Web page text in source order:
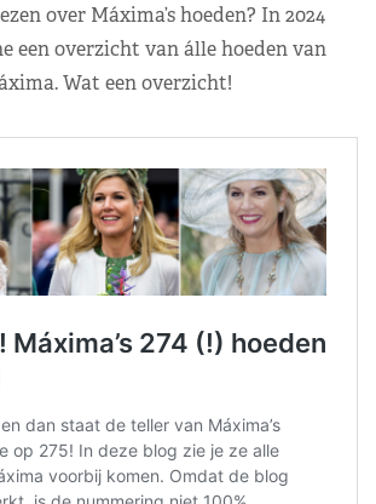
over Máxima’s hoeden? In 2024
een overzicht van álle hoeden van
Wat een overzicht!